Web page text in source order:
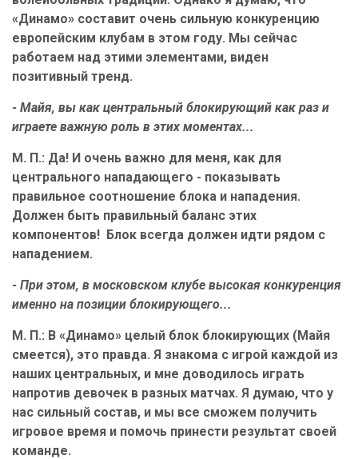
«Динамо» составит очень сильную конкуренцию
европейским клубам в этом году. Мы сейчас
работаем над этими элементами, виден
позитивный тренд.
- Майя, вы как центральный блокирующий как раз и
играете важную роль в этих моментах...
М. П.: Да! И очень важно для меня, как для
центрального нападающего - показывать
правильное соотношение блока и нападения.
Должен быть правильный баланс этих
компонентов! Блок всегда должен идти рядом с
нападением.
- При этом, в московском клубе высокая конкуренция
именно на позиции блокирующего...
М. П.: В «Динамо» целый блок блокирующих (Майя
смеется), это правда. Я знакома с игрой каждой из
наших центральных, и мне доводилось играть
напротив девочек в разных матчах. Я думаю, что у
нас сильный состав, и мы все сможем получить
игровое время и помочь принести результат своей
команде.